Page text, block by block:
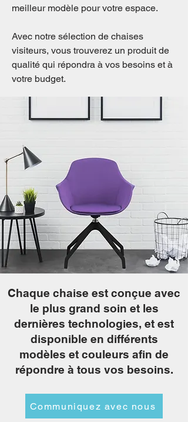
meilleur modèle pour votre espace.
Avec notre sélection de chaises
visiteurs, vous trouverez un produit de
qualité qui répondra à vos besoins et à
votre budget.
Chaque chaise est conçue avec
le plus grand soin et les
dernières technologies, et est
disponible en différents
modèles et couleurs afin de
répondre à tous vos besoins.
Communiquez avec nous